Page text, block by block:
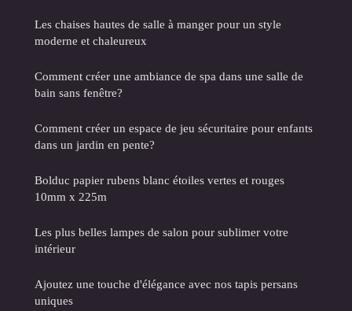
Les chaises hautes de salle à manger pour un style
moderne et chaleureux
Comment créer une ambiance de spa dans une salle de
bain sans fenêtre?
Comment créer un espace de jeu sécuritaire pour enfants
dans un jardin en pente?
Bolduc papier rubens blanc étoiles vertes et rouges
10mm x 225m
Les plus belles lampes de salon pour sublimer votre
intérieur
Ajoutez une touche d'élégance avec nos tapis persans
uniques